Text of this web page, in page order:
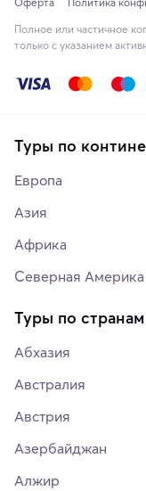
Полное или частичное
только с указанием
Туры по
Европа
Азия
Африка
Северная Америка
Туры по странам
Абхазия
Австралия
Австрия
Азербайджан
Алжир